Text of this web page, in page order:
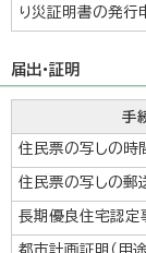
り災証明書の発行
届出・証明
手
住民票の写しの時
住民票の写しの郵
長期優良住宅認定
都市計画証明（用途